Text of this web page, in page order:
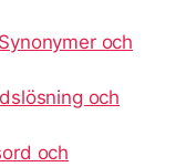
och
och
och